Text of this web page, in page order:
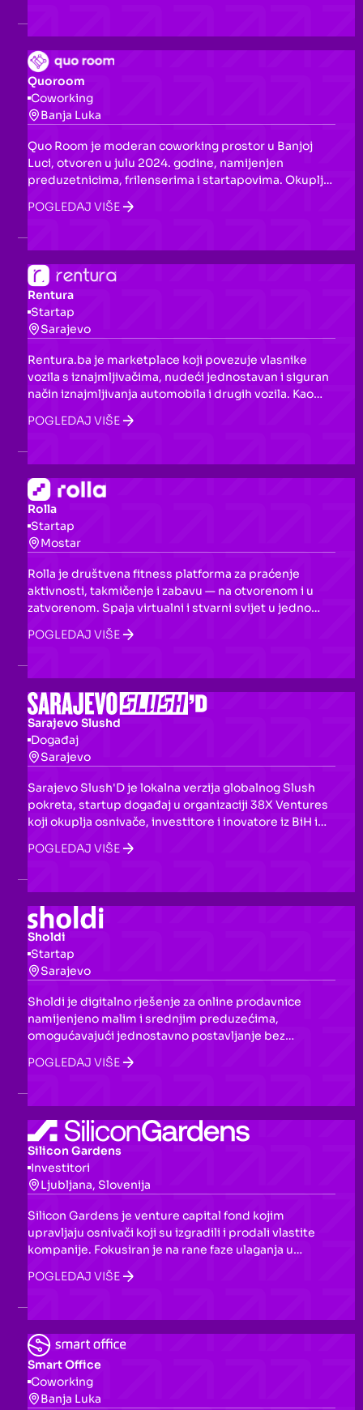
Quoroom
Coworking
Banja Luka
Quo Room je moderan coworking prostor u Banjoj
Luci, otvoren u julu 2024. godine, namijenjen
preduzetnicima, frilenserima i startapovima. Okuplja
IT stručnjake, dizajnere, marketare i druge
profesionalce, podsticajući saradnju i razmjenu
POGLEDAJ VIŠE
Rentura
Startap
Sarajevo
Rentura.ba je marketplace koji povezuje vlasnike
vozila s iznajmljivačima, nudeći jednostavan i siguran
način iznajmljivanja automobila i drugih vozila. Kao
prva platforma ovog tipa u regionu, otvara nove
mogućnosti za peer-to-peer iznajmljivanje vozila na
POGLEDAJ VIŠE
Rolla
Startap
Mostar
Rolla je društvena fitness platforma za praćenje
aktivnosti, takmičenje i zabavu — na otvorenom i u
zatvorenom. Spaja virtualni i stvarni svijet u jedno
iskustvo i povezuje korisnike kroz društvene i
zajedničke funkcionalnosti.
POGLEDAJ VIŠE
Sarajevo Slushd
Događaj
Sarajevo
Sarajevo Slush'D je lokalna verzija globalnog Slush
pokreta, startup događaj u organizaciji 38X Ventures
koji okuplja osnivače, investitore i inovatore iz BiH i
regiona. Namijenjen je katalizaciji lokalnog startup
ekosistema kroz pitch sesije, predavanja svjetski
networking.
POGLEDAJ VIŠE
Sholdi
Startap
Sarajevo
Sholdi je digitalno rješenje za online prodavnice
namijenjeno malim i srednjim preduzećima,
omogućavajući jednostavno postavljanje bez
tehničkog znanja. Nudi AI upravljanje proizvodima,
sigurnu integraciju plaćanja, SEO optimizaciju i
POGLEDAJ VIŠE
Silicon Gardens
Investitori
Ljubljana, Slovenija
Silicon Gardens je venture capital fond kojim
upravljaju osnivači koji su izgradili i prodali vlastite
kompanije. Fokusiran je na rane faze ulaganja u
tehnološke startape iz Adria regiona i CEE-a, s
posebnim interesom za B2B SaaS, marketplace,
mentorstvo, pristup mreži od 120+ investitora i
globalnim VC fondovima.
POGLEDAJ VIŠE
Smart Office
Coworking
Banja Luka